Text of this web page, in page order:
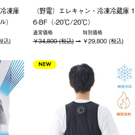
凍庫
込)
（野電）エレキャン・冷凍冷蔵庫 1
6-BF（-20℃/20℃）
通常価格
￥34,800 (税込)
特別価格
￥29,800 (税込)
NEW